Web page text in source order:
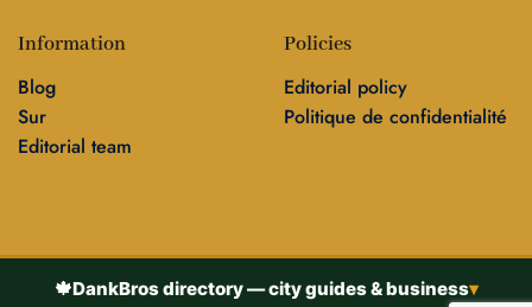
Information
Blog
Sur
Editorial team
Policies
Editorial policy
Politique de confidentialité
🍁DankBros directory — city guides & business▾